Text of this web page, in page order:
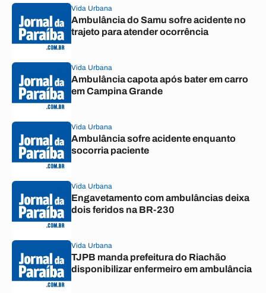
Vida Urbana
Ambulância do Samu sofre acidente no
trajeto para atender ocorrência
Vida Urbana
Ambulância capota após bater em carro
em Campina Grande
Vida Urbana
Ambulância sofre acidente enquanto
socorria paciente
Vida Urbana
Engavetamento com ambulâncias deixa
dois feridos na BR-230
Vida Urbana
TJPB manda prefeitura do Riachão
disponibilizar enfermeiro em ambulância